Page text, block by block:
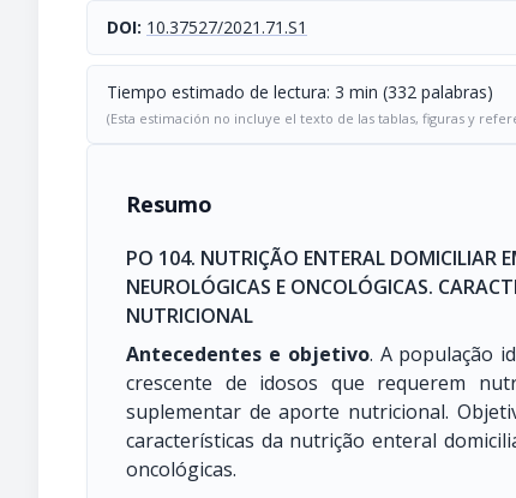
DOI: 10.37527/2021.71.S1
Tiempo estimado de lectura: 3 min (332 palabras)
(Esta estimación no incluye el texto de las tablas, figuras y
Resumo
PO 104. NUTRIÇÃO ENTERAL DOMICILIAR
NEUROLÓGICAS E ONCOLÓGICAS.
NUTRICIONAL
Antecedentes e objetivo. A população
crescente de idosos que requerem
suplementar de aporte nutricional.
características da nutrição enteral
oncológicas.